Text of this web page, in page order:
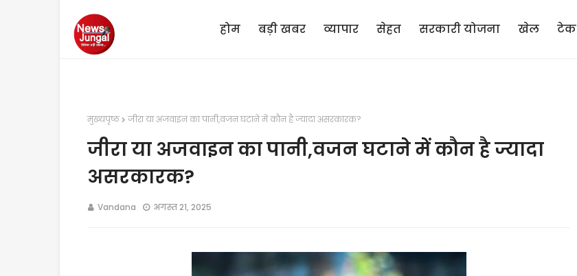
होम बड़ी खबर व्यापार सेहत सरकारी योजना खेल टेक
मुख्यपृष्ठ जीरा या अजवाइन का पानी,वजन घटाने में कौन है ज्यादा असरकारक?
जीरा या अजवाइन का पानी,वजन घटाने में कौन है ज्यादा
असरकारक?
Vandana अगस्त 21, 2025